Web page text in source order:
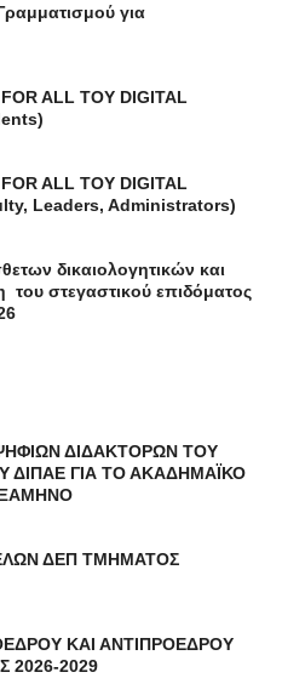
για
ALL ΤΟΥ DIGITAL
ALL ΤΟΥ DIGITAL
Leaders, Administrators)
δικαιολογητικών και
στεγαστικού επιδόματος
ΔΙΔΑΚΤΟΡΩΝ ΤΟΥ
ΓΙΑ ΤΟ ΑΚΑΔΗΜΑΪΚΟ
ΔΕΠ ΤΜΗΜΑΤΟΣ
ΚΑΙ ΑΝΤΙΠΡΟΕΔΡΟΥ
2029